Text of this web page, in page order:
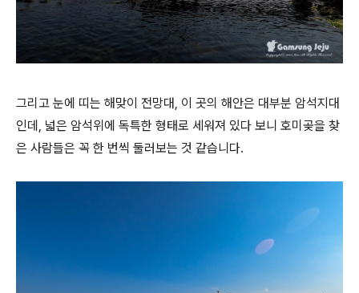
그리고 눈에 띠는 해맞이 전망대, 이 곳의 해안은 대부분 암석지대
인데, 넓은 암석위에 독특한 형태로 세워져 있다 보니 호미곶을 찾
은 사람들은 꼭 한 번씩 둘러보는 것 같습니다.